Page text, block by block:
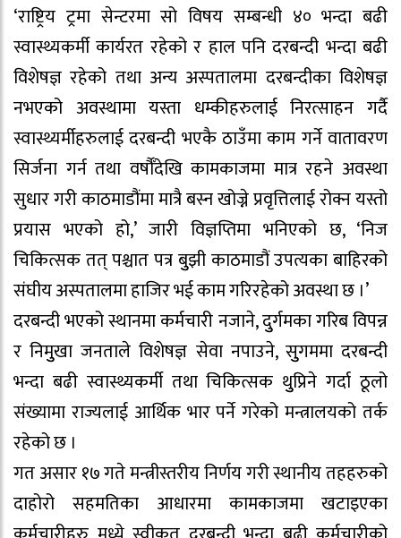
‘राष्ट्रिय ट्रमा सेन्टरमा सो विषय सम्बन्धी ४० भन्दा बढी
स्वास्थ्यकर्मी कार्यरत रहेको र हाल पनि दरबन्दी भन्दा बढी
विशेषज्ञ रहेको तथा अन्य अस्पतालमा दरबन्दीका विशेषज्ञ
नभएको अवस्थामा यस्ता धम्कीहरुलाई निरत्साहन गर्दै
स्वास्थ्यर्मीहरुलाई दरबन्दी भएकै ठाउँमा काम गर्ने वातावरण
सिर्जना गर्न तथा वर्षौँदेखि कामकाजमा मात्र रहने अवस्था
सुधार गरी काठमाडौंमा मात्रै बस्न खोज्ने प्रवृत्तिलाई रोक्न यस्तो
प्रयास भएको हो,’ जारी विज्ञप्तिमा भनिएको छ, ‘निज
चिकित्सक तत् पश्चात पत्र बुुझी काठमाडौं उपत्यका बाहिरको
संघीय अस्पतालमा हाजिर भई काम गरिरहेको अवस्था छ ।’
दरबन्दी भएको स्थानमा कर्मचारी नजाने, दुुर्गमका गरिब विपन्न
र निमुुखा जनताले विशेषज्ञ सेवा नपाउने, सुुगममा दरबन्दी
भन्दा बढी स्वास्थ्यकर्मी तथा चिकित्सक थुुप्रिने गर्दा ठूलो
संख्यामा राज्यलाई आर्थिक भार पर्ने गरेको मन्त्रालयको तर्क
रहेको छ ।
गत असार १७ गते मन्त्रीस्तरीय निर्णय गरी स्थानीय तहहरुको
दाहोरो सहमतिका आधारमा कामकाजमा खटाइएका